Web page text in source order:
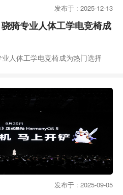
发布于 : 2025-12-13
骑专业人体工学电竞椅成
人体工学电竞椅成为热门选择
发布于 : 2025-09-05